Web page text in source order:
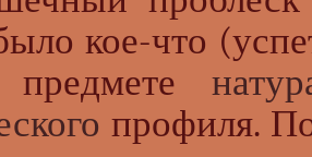
кое-что
предмете
профиля.